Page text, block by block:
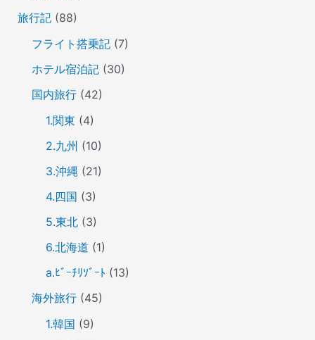
旅行記(88)
フライト搭乗記(7)
ホテル宿泊記(30)
国内旅行(42)
1.関東 (4)
2.九州 (10)
3.沖縄(21)
4.四国 (3)
5.東北(3)
6.北海道 (1)
a.ﾋﾞｰﾁﾘｿﾞｰﾄ (13)
海外旅行(45)
1.韓国 (9)